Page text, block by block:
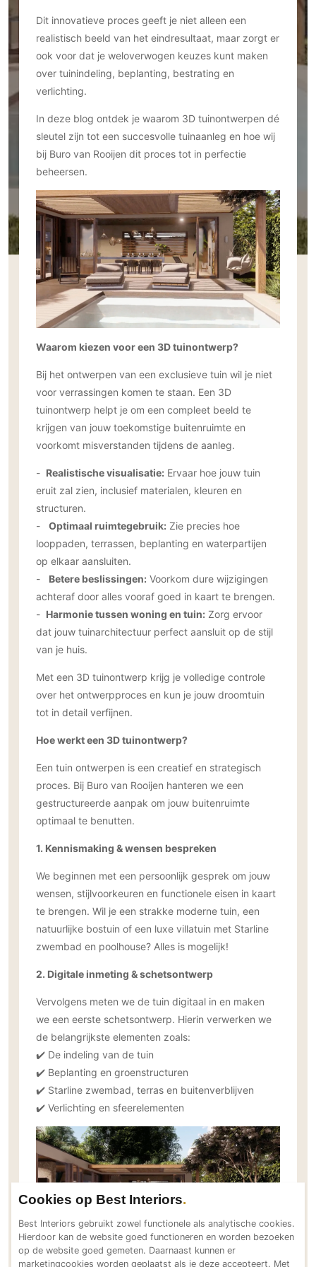
Inrichting
Roomdividers
Bedden
Meubels
Verlichting
Haarden
Interieurbouw
Trappen
Keuken
Keukens
Keukenapparatuur
Keukenbladen
Keukenaccessoires
Keukenkranen
Ramen en deuren
Binnendeuren
Aluminium deuren
Houten deuren
Stalen deuren
Systeemwanden
Deurbeslag
Raambeslag
Meubelbeslag
Beton Ciré vloeren
PVC vloeren
Houten vloeren
Natuursteen en keramiek vloeren
Afwerking
Wandafwerking
Beton Ciré
Behang / Wandtextiel
Natuursteen en keramiek
Schilderwerk
Stucwerk
Spuitwerk
Thuisbioscoop
Mirror TV
Fitnessapparatuur
Aannemers Interieur
Akoestiek
Binnenzwembaden
Wellness
Wijnkelder en wijnkasten
Buitendeuren
Deursystemen
Glazen wandsystemen
Vouwwanden
Garagedeuren
Zonwering
Zonwering
Overig
Autolift
3D visualisaties
Gevelbekleding
Gevelstenen
Stucwerk
Schilderwerk buiten
Tuinverlichting
Omheining
Hekwerken en poorten
Zwemmen
Zwembad en zwemvijver
Tuin wellness
Vloer
Buitenvloeren
Houten buitenvloeren
Natuursteen en keramiek
buitenvloeren
Vlonders
Zonwering
Zonwering buiten
Serre/Veranda
Slaapkamer
Thuisbioscoop
Toilet
Wellness
Werkkamer
Wijnkelder
Woonkamer
Buitenkijken
Bijgebouw / Poolhouse
Terrasoverkapping
Zwembad
Zakelijk
Horeca
Kantoor
Dit innovatieve proces geeft je niet alleen een
realistisch beeld van het eindresultaat, maar zorgt er
ook voor dat je weloverwogen keuzes kunt maken
over tuinindeling, beplanting, bestrating en
verlichting.
In deze blog ontdek je waarom 3D tuinontwerpen dé
sleutel zijn tot een succesvolle tuinaanleg en hoe wij
bij Buro van Rooijen dit proces tot in perfectie
beheersen.
Waarom kiezen voor een 3D tuinontwerp?
Bij het ontwerpen van een exclusieve tuin wil je niet
voor verrassingen komen te staan. Een 3D
tuinontwerp helpt je om een compleet beeld te
krijgen van jouw toekomstige buitenruimte en
voorkomt misverstanden tijdens de aanleg.
- Realistische visualisatie: Ervaar hoe jouw tuin
eruit zal zien, inclusief materialen, kleuren en
structuren.
-Optimaal ruimtegebruik: Zie precies hoe
looppaden, terrassen, beplanting en waterpartijen
op elkaar aansluiten.
- Betere beslissingen: Voorkom dure wijzigingen
achteraf door alles vooraf goed in kaart te brengen.
- Harmonie tussen woning en tuin: Zorg ervoor
dat jouw tuinarchitectuur perfect aansluit op de stijl
van je huis.
Met een 3D tuinontwerp krijg je volledige controle
over het ontwerpproces en kun je jouw droomtuin
tot in detail verfijnen.
Hoe werkt een 3D tuinontwerp?
Een tuin ontwerpen is een creatief en strategisch
proces. Bij Buro van Rooijen hanteren we een
gestructureerde aanpak om jouw buitenruimte
optimaal te benutten.
1. Kennismaking & wensen bespreken
We beginnen met een persoonlijk gesprek om jouw
wensen, stijlvoorkeuren en functionele eisen in kaart
te brengen. Wil je een strakke moderne tuin, een
natuurlijke bostuin of een luxe villatuin met Starline
zwembad en poolhouse? Alles is mogelijk!
2. Digitale inmeting & schetsontwerp
Vervolgens meten we de tuin digitaal in en maken
we een eerste schetsontwerp. Hierin verwerken we
de belangrijkste elementen zoals:
✔️ De indeling van de tuin
✔️ Beplanting en groenstructuren
✔️ Starline zwembad, terras en buitenverblijven
✔️ Verlichting en sfeerelementen
Cookies op Best Interiors
Best Interiors gebruikt zowel functionele als analytische cookies.
Hierdoor kan de website goed functioneren en worden bezoeken
op de website goed gemeten. Daarnaast kunnen er
marketingcookies worden geplaatst als je deze accepteert. Met